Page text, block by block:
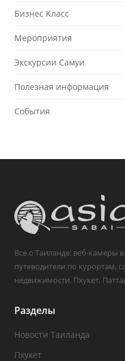
Бизнес Класс
Мероприятия
Экскурсии Самуи
Полезная информация
События
Все о Таиланде: веб-камеры
путеводители по курортам,
недвижимости. Пхукет,
Разделы
Новости Таиланда
Пхукет